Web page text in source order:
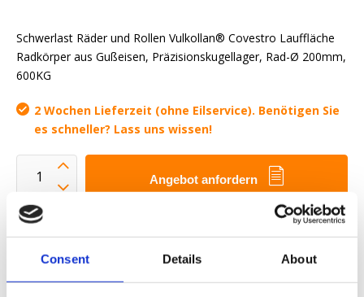
Consent Details About
Schwerlast Räder und Rollen Vulkollan® Covestro Lauffläche
Radkörper aus Gußeisen, Präzisionskugellager, Rad-Ø 200mm,
600KG
2 Wochen Lieferzeit (ohne Eilservice). Benötigen Sie
es schneller? Lass uns wissen!
Angebot anfordern
Wir wollen Ihnen das Arbeitsleben erleichtern